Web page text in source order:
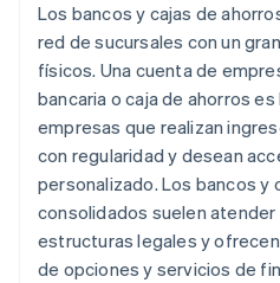
Los bancos y cajas de
red de sucursales con un
físicos. Una cuenta de
bancaria o caja de ahorros
empresas que realizan
con regularidad y desean
personalizado. Los bancos y
consolidados suelen
estructuras legales y
de opciones y servicios de